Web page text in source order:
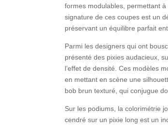
formes modulables, permettant
signature de ces coupes est un
préservant un équilibre parfait
Parmi les designers qui ont
présenté des pixies audacieux,
l’effet de densité. Ces modèles
en mettant en scène une
bob brun texturé, qui conjugue
Sur les podiums, la colorimétrie
cendré sur un pixie long est un